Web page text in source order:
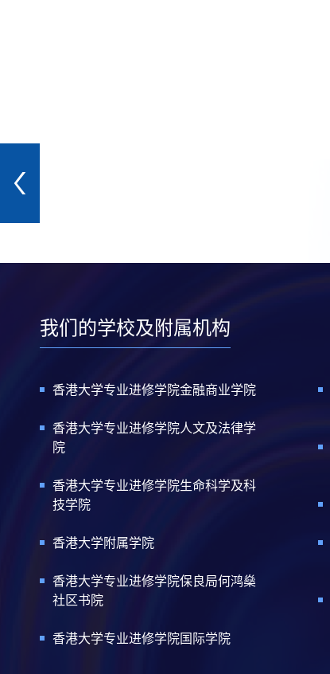
我们的学校及附属机构
香港大学专业进修学院金融商业学院
香港大学专业进修学院人文及法律学
院
香港大学专业进修学院生命科学及科
技学院
香港大学附属学院
香港大学专业进修学院保良局何鸿燊
社区书院
香港大学专业进修学院国际学院